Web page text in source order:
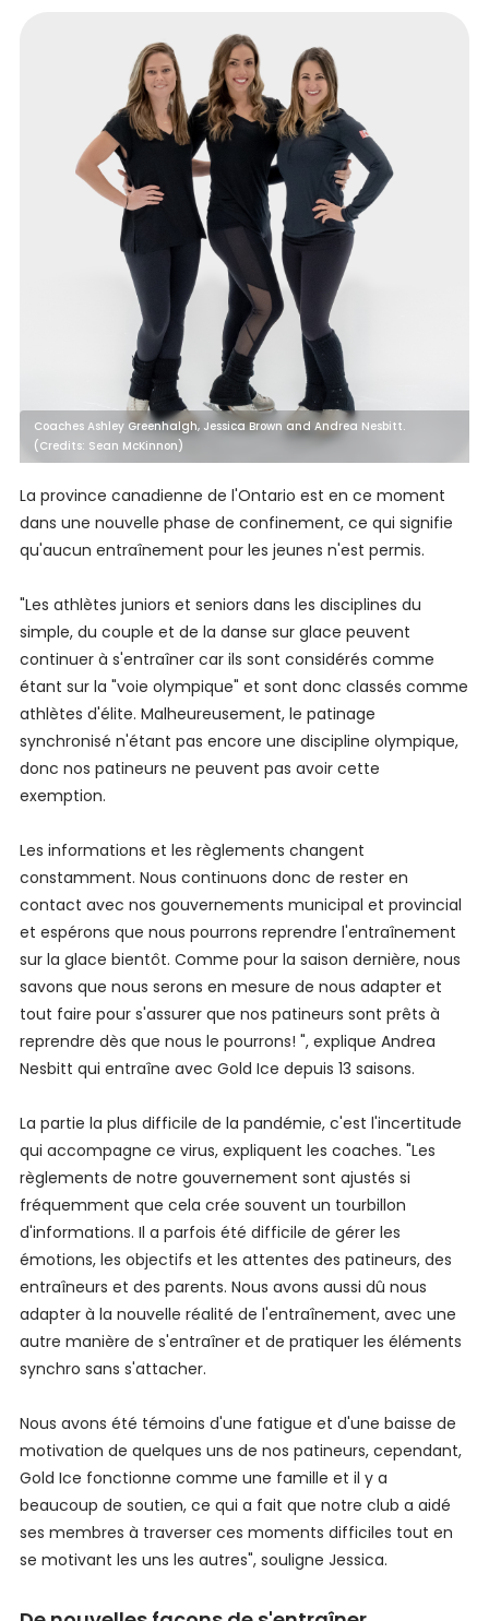
Coaches Ashley Greenhalgh, Jessica Brown and Andrea Nesbitt.
(Credits: Sean McKinnon)
La province canadienne de l'Ontario est en ce moment
dans une nouvelle phase de confinement, ce qui signifie
qu'aucun entraînement pour les jeunes n'est permis.
"Les athlètes juniors et seniors dans les disciplines du
simple, du couple et de la danse sur glace peuvent
continuer à s'entraîner car ils sont considérés comme
étant sur la "voie olympique" et sont donc classés comme
athlètes d'élite. Malheureusement, le patinage
synchronisé n'étant pas encore une discipline olympique,
donc nos patineurs ne peuvent pas avoir cette
exemption.
Les informations et les règlements changent
constamment. Nous continuons donc de rester en
contact avec nos gouvernements municipal et provincial
et espérons que nous pourrons reprendre l'entraînement
sur la glace bientôt. Comme pour la saison dernière, nous
savons que nous serons en mesure de nous adapter et
tout faire pour s'assurer que nos patineurs sont prêts à
reprendre dès que nous le pourrons! ", explique Andrea
Nesbitt qui entraîne avec Gold Ice depuis 13 saisons.
La partie la plus difficile de la pandémie, c'est l'incertitude
qui accompagne ce virus, expliquent les coaches. "Les
règlements de notre gouvernement sont ajustés si
fréquemment que cela crée souvent un tourbillon
d'informations. Il a parfois été difficile de gérer les
émotions, les objectifs et les attentes des patineurs, des
entraîneurs et des parents. Nous avons aussi dû nous
adapter à la nouvelle réalité de l'entraînement, avec une
autre manière de s'entraîner et de pratiquer les éléments
synchro sans s'attacher.
Nous avons été témoins d'une fatigue et d'une baisse de
motivation de quelques uns de nos patineurs, cependant,
Gold Ice fonctionne comme une famille et il y a
beaucoup de soutien, ce qui a fait que notre club a aidé
ses membres à traverser ces moments difficiles tout en
se motivant les uns les autres", souligne Jessica.